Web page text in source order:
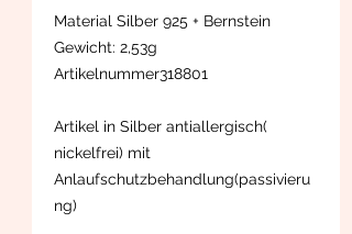
Material Silber 925 + Bernstein
Gewicht: 2,53g
Artikelnummer318801
Artikel in Silber antiallergisch(
nickelfrei) mit
Anlaufschutzbehandlung(passivieru
ng)